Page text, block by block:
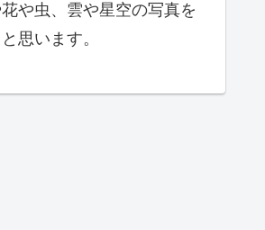
や虫、雲や星空の写真を
思います。